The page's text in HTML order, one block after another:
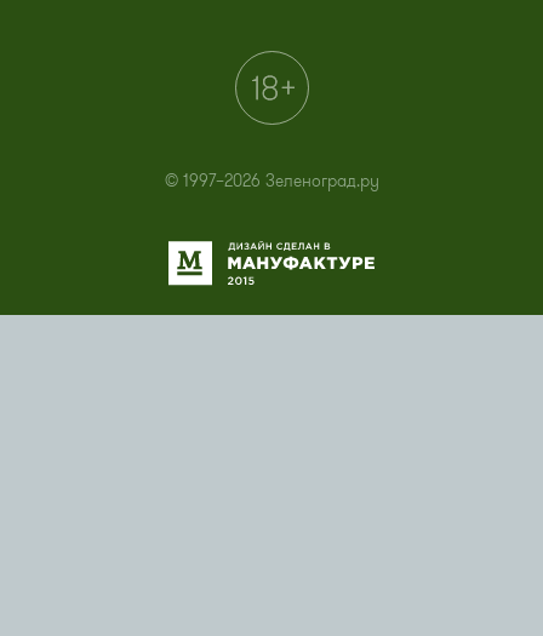
© 1997–2026 Зеленоград.ру